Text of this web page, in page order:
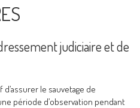
judiciaire et de
le sauvetage de
période d’observation pendant